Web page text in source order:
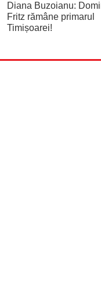
Diana Buzoianu:
Fritz rămâne primarul
Timișoarei!